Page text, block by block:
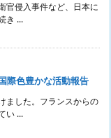
官侵入事件など、日本に
き ...
際色豊かな活動報告
ました。フランスからの
い ...